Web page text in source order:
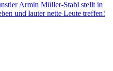
Armin Müller-Stahl stellt in
und lauter nette Leute treffen!